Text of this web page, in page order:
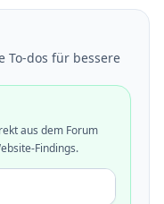
To-dos für bessere
aus dem Forum
Findings.